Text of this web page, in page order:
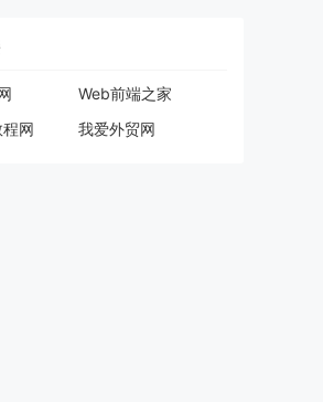
Web前端之家
网
我爱外贸网